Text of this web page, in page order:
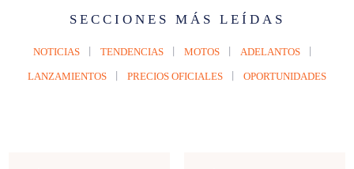
SECCIONES MÁS LEÍDAS
NOTICIAS TENDENCIAS MOTOS ADELANTOS
LANZAMIENTOS PRECIOS OFICIALES OPORTUNIDADES